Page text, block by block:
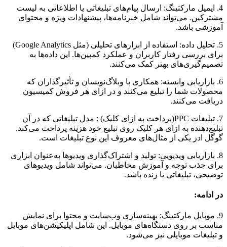
4. ایمیل مارکتینگ: ارسال پیام‌های تبلیغاتی یا اطلاعاتی به لیست
مشترکین. می‌تواند شامل خبرنامه‌ها، پیشنهادات ویژه و محتوای
آموزشی باشد.
5. تحلیل داده: استفاده از ابزارهای تحلیلی (مثل Google Analytics)
برای بررسی رفتار کاربران و عملکرد کمپین‌ها. این داده‌ها به
تصمیم‌گیری‌های بهتر کمک می‌کنند.
6. بازاریابی وابسته: همکاری با وبلاگ‌نویسان و تأثیرگذاران که
محصولات شما را تبلیغ می‌کنند و در ازای هر فروش کمیسیون
دریافت می‌کنند.
7. تبلیغات PPC(پرداخت به ازای کلیک) : مدل تبلیغاتی که در آن
تبلیغ‌دهنده به ازای هر کلیک روی تبلیغ خود هزینه پرداخت می‌کند.
گوگل ادز یکی از مثال‌های معروف این نوع تبلیغات است.
8. بازاریابی ویدیویی: تولید و اشتراک‌گذاری ویدیوها به‌عنوان ابزاری
برای جذب توجه و آموزش مخاطبان. می‌تواند شامل ویدیوهای
توضیحی، تبلیغاتی یا زنده باشد.
در ادامه:
9. موبایل مارکتینگ: بهینه‌سازی وب‌سایت و محتوا برای نمایش
مناسب بر روی دستگاه‌های موبایل. این شامل اپلیکیشن‌های موبایل
و تبلیغات موبایلی نیز می‌شود.